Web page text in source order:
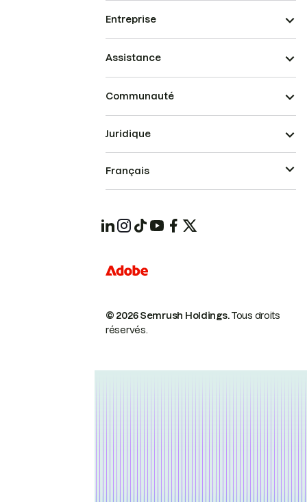
Entreprise
Assistance
Communauté
© 2026 Semrush Holdings.Tous droits
réservés.
Juridique
Français